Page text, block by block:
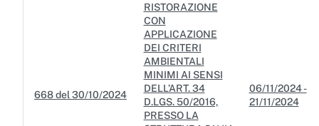
Attuazione misure PNRR
668 del 30/10/2024
RISTORAZIONE
CON
APPLICAZIONE
DEI CRITERI
AMBIENTALI
MINIMI AI SENSI
DELL’ART. 34
D.LGS. 50/2016,
PRESSO LA
06/11/2024 -
21/11/2024